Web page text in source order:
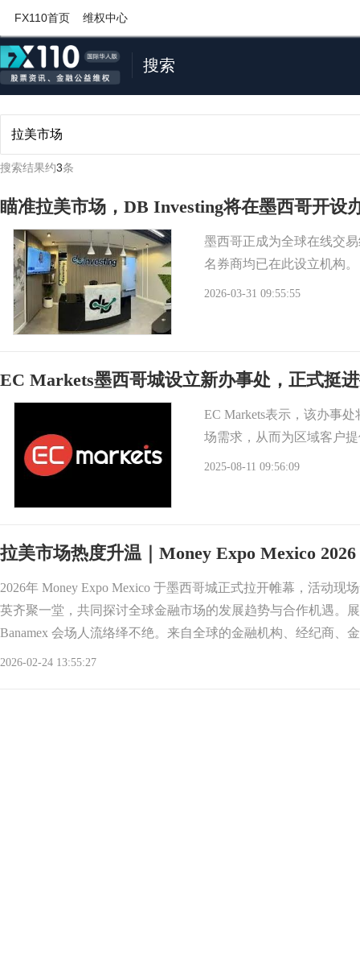
FX110首页 维权中心
搜索
搜索结果约3条
瞄准拉美市场，DB Investing将在墨西哥开设
墨西哥正成为全球在线交
名券商均已在此设立机构。
2026-03-31 09:55:55
EC Markets墨西哥城设立新办事处，正式挺
EC Markets表示，该办事
场需求，从而为区域客户
2025-08-11 09:56:09
拉美市场热度升温｜Money Expo Mexico
2026年 Money Expo Mexico 于墨西哥城正式拉开帷幕，活动现
英齐聚一堂，共同探讨全球金融市场的发展趋势与合作机遇。
Banamex 会场人流络绎不绝。来自全球的金融机构、经纪商、
2026-02-24 13:55:27